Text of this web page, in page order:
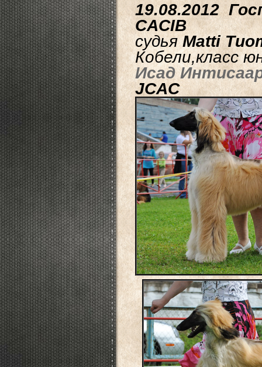
19.08.2012
CACIB
судьяMatti
Кобели,класс
Исад
JCAC